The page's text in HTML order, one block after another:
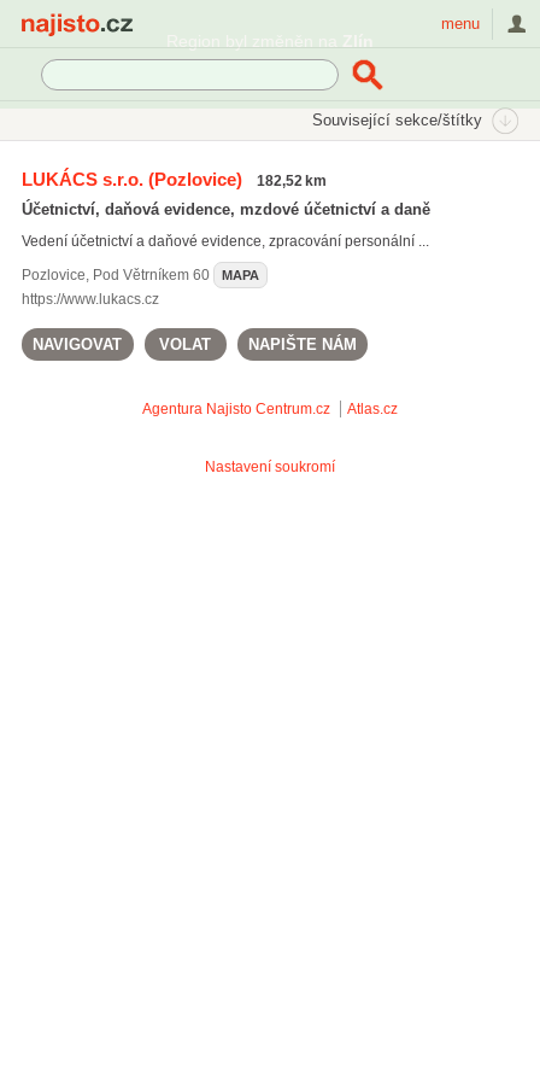
menu
Související sekce/štítky
Najisto.cz
přiznání k silniční dani (133)
zpracování přiznání k DPH(322)
LUKÁCS s.r.o.(Pozlovice) 182,52 km
Účetnictví, daňová evidence, mzdové účetnictví a daně
Vedení účetnictví a daňové evidence, zpracování personální ...
Pozlovice, Pod Větrníkem 60 MAPA
https://www.lukacs.cz
NAVIGOVAT VOLAT NAPIŠTE NÁM
Agentura Najisto Centrum.cz Atlas.cz
Nastavení soukromí